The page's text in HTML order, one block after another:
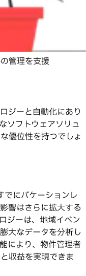
管理を支援
ジーと自動化にあり
ソフトウェアソリュ
優位性を持つでしょ
にバケーションレ
響はさらに拡大する
ジーは、地域イベン
大なデータを分析し
により、物件管理者
収益を実現できま